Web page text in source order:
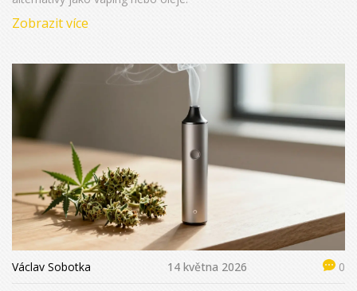
Zobrazit více
Václav Sobotka 14 května 2026 0